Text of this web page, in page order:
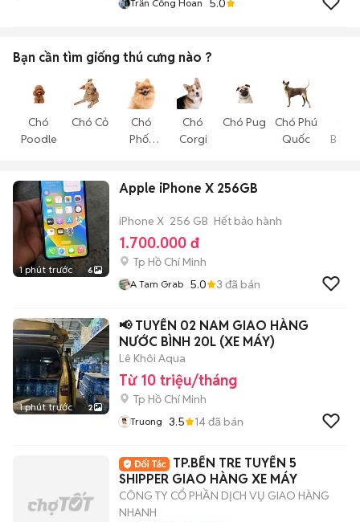
Trần Công Hoan
Bạn cần tìm giống thú cưng nào ?
Chó
Poodle
Chó Cỏ
Chó
Phốc
Chó
Corgi
Chó Pug
Chó Phú
Quốc
1 phút trước 6
Apple iPhone X 256GB
iPhone X 256 GB Hết bảo hành
1.700.000 đ
Tp Hồ Chí Minh
A Tam Grab 5.0 3 đã bán
1 phút trước 2
📢 TUYỂN 02 NAM GIAO HÀNG
NƯỚC BÌNH 20L (XE MÁY)
Lê Khôi Aqua
Từ 10 triệu/tháng
Tp Hồ Chí Minh
Truong 3.5 14đã bán
TP.BẾN TRE TUYỂN 5
SHIPPER GIAO HÀNG XE MÁY
CÔNG TY CỔ PHẦN DỊCH VỤ GIAO HÀNG
NHANH